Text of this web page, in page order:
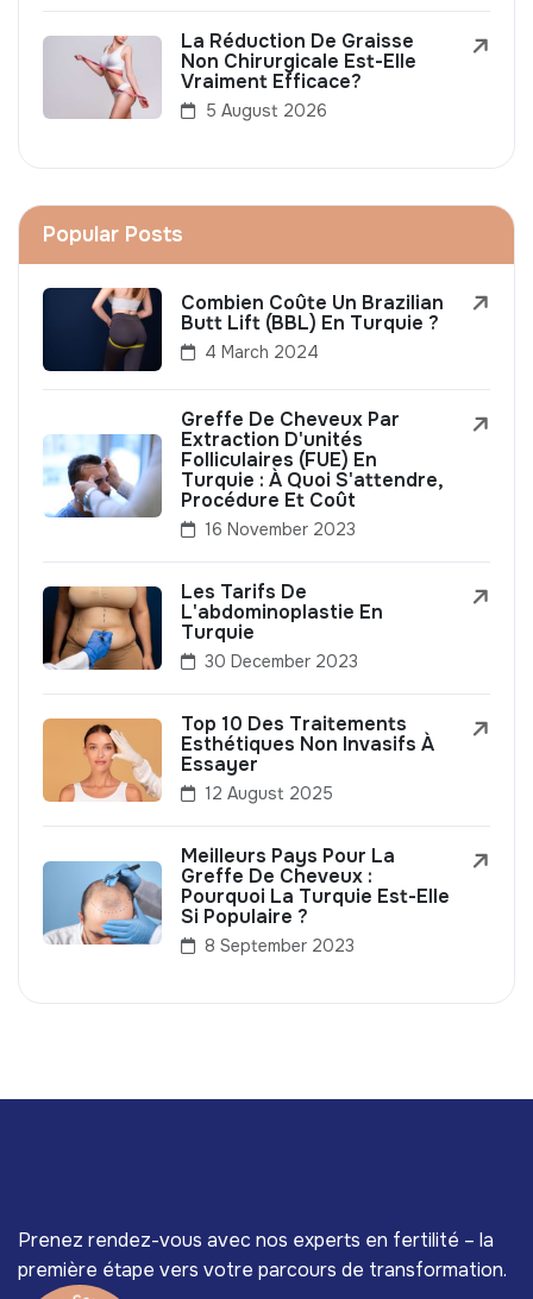
La Réduction De Graisse
Non Chirurgicale Est-Elle
Vraiment Efficace?
5 August 2026
Popular Posts
Combien Coûte Un Brazilian
Butt Lift (BBL) En Turquie ?
4 March 2024
Greffe De Cheveux Par
Extraction D'unités
Folliculaires (FUE) En
Turquie : À Quoi S'attendre,
Procédure Et Coût
16 November 2023
Les Tarifs De
L'abdominoplastie En
Turquie
30 December 2023
Top 10 Des Traitements
Esthétiques Non Invasifs À
Essayer
12 August 2025
Meilleurs Pays Pour La
Greffe De Cheveux :
Pourquoi La Turquie Est-Elle
Si Populaire ?
8 September 2023
Prenez rendez-vous avec nos experts en fertilité – la
première étape vers votre parcours de transformation.